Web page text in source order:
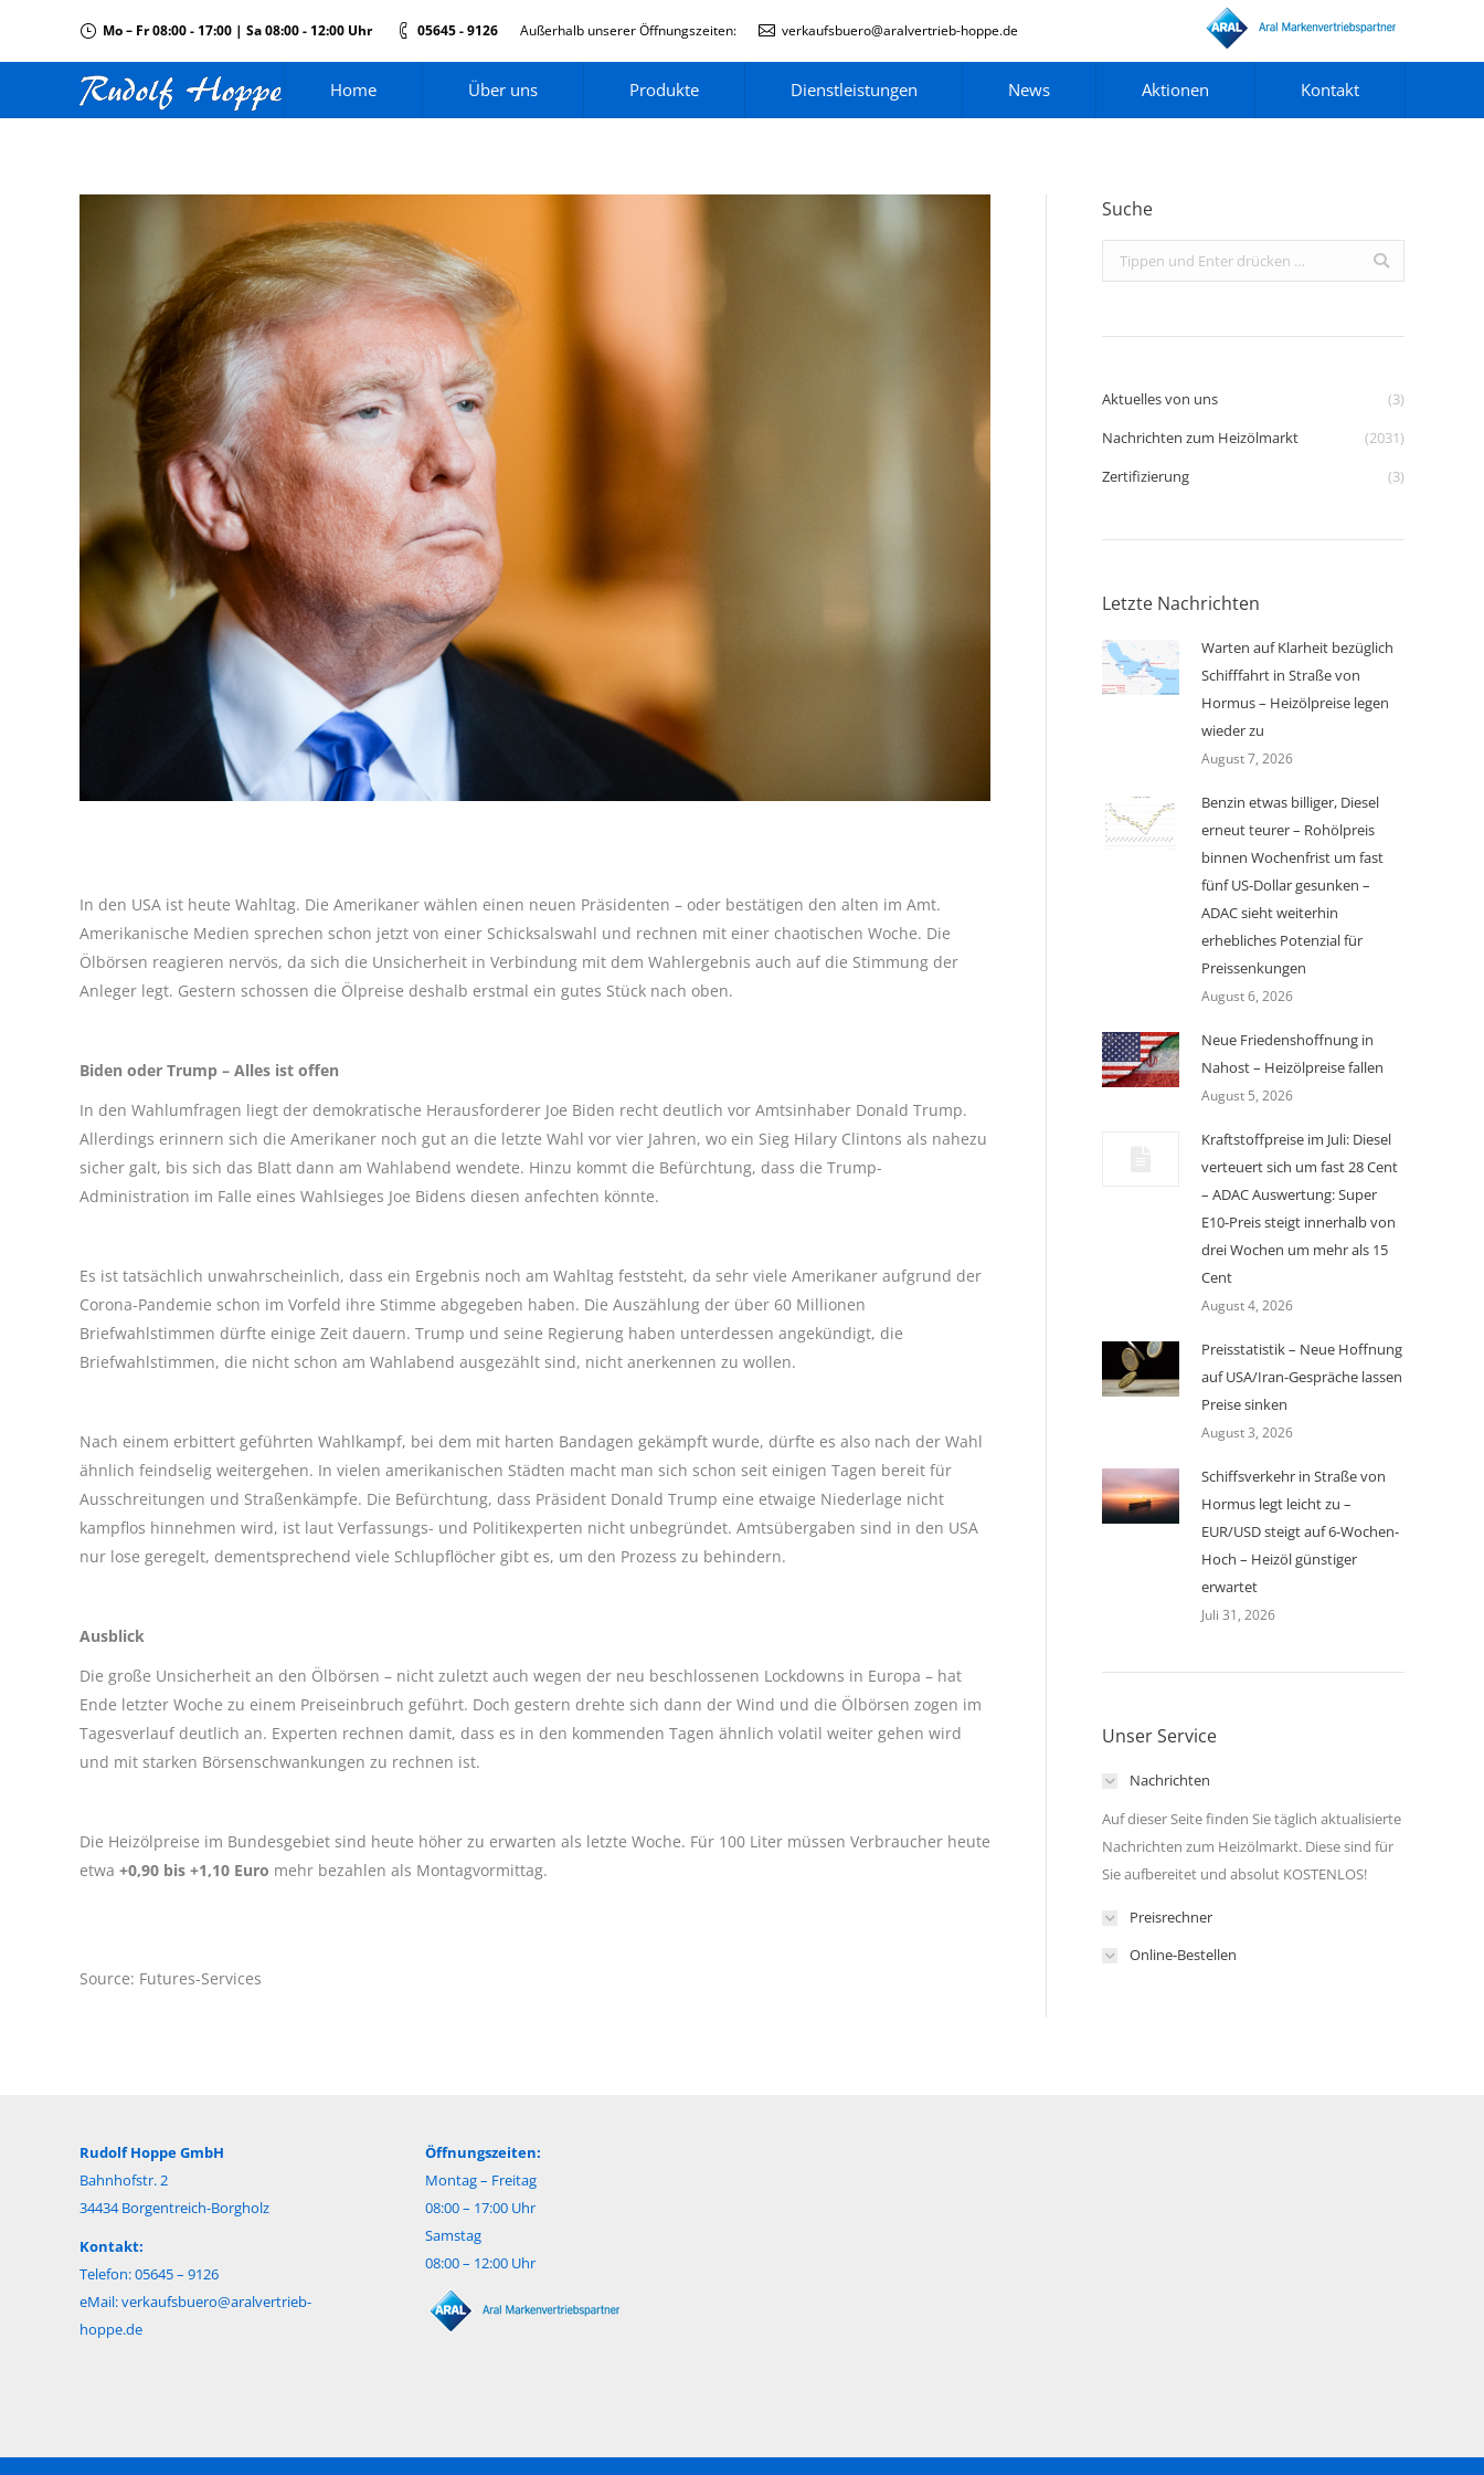
Mo – Fr 08:00 - 17:00 | Sa 08:00 - 12:00 Uhr 05645 - 9126 Außerhalb unserer Öffnungszeiten: verkaufsbuero@aralvertrieb-hoppe.de
Home Über uns Produkte Dienstleistungen News Aktionen Kontakt
In den USA ist heute Wahltag. Die Amerikaner wählen einen neuen Präsidenten – oder bestätigen den alten im Amt.
Amerikanische Medien sprechen schon jetzt von einer Schicksalswahl und rechnen mit einer chaotischen Woche. Die
Ölbörsen reagieren nervös, da sich die Unsicherheit in Verbindung mit dem Wahlergebnis auch auf die Stimmung der
Anleger legt. Gestern schossen die Ölpreise deshalb erstmal ein gutes Stück nach oben.
Biden oder Trump – Alles ist offen
In den Wahlumfragen liegt der demokratische Herausforderer Joe Biden recht deutlich vor Amtsinhaber Donald Trump.
Allerdings erinnern sich die Amerikaner noch gut an die letzte Wahl vor vier Jahren, wo ein Sieg Hilary Clintons als nahezu
sicher galt, bis sich das Blatt dann am Wahlabend wendete. Hinzu kommt die Befürchtung, dass die Trump-
Administration im Falle eines Wahlsieges Joe Bidens diesen anfechten könnte.
Es ist tatsächlich unwahrscheinlich, dass ein Ergebnis noch am Wahltag feststeht, da sehr viele Amerikaner aufgrund der
Corona-Pandemie schon im Vorfeld ihre Stimme abgegeben haben. Die Auszählung der über 60 Millionen
Briefwahlstimmen dürfte einige Zeit dauern. Trump und seine Regierung haben unterdessen angekündigt, die
Briefwahlstimmen, die nicht schon am Wahlabend ausgezählt sind, nicht anerkennen zu wollen.
Nach einem erbittert geführten Wahlkampf, bei dem mit harten Bandagen gekämpft wurde, dürfte es also nach der Wahl
ähnlich feindselig weitergehen. In vielen amerikanischen Städten macht man sich schon seit einigen Tagen bereit für
Ausschreitungen und Straßenkämpfe. Die Befürchtung, dass Präsident Donald Trump eine etwaige Niederlage nicht
kampflos hinnehmen wird, ist laut Verfassungs- und Politikexperten nicht unbegründet. Amtsübergaben sind in den USA
nur lose geregelt, dementsprechend viele Schlupflöcher gibt es, um den Prozess zu behindern.
Ausblick
Die große Unsicherheit an den Ölbörsen – nicht zuletzt auch wegen der neu beschlossenen Lockdowns in Europa – hat
Ende letzter Woche zu einem Preiseinbruch geführt. Doch gestern drehte sich dann der Wind und die Ölbörsen zogen im
Tagesverlauf deutlich an. Experten rechnen damit, dass es in den kommenden Tagen ähnlich volatil weiter gehen wird
und mit starken Börsenschwankungen zu rechnen ist.
Die Heizölpreise im Bundesgebiet sind heute höher zu erwarten als letzte Woche. Für 100 Liter müssen Verbraucher heute
etwa +0,90 bis +1,10 Euro mehr bezahlen als Montagvormittag.
Source: Futures-Services
Suche
Search:
Aktuelles von uns
(3)
Nachrichten zum Heizölmarkt
(2031)
Zertifizierung
(3)
Letzte Nachrichten
Warten auf Klarheit bezüglich
Schifffahrt in Straße von
Hormus – Heizölpreise legen
wieder zu
August 7, 2026
Benzin etwas billiger, Diesel
erneut teurer – Rohölpreis
binnen Wochenfrist um fast
fünf US-Dollar gesunken –
ADAC sieht weiterhin
erhebliches Potenzial für
Preissenkungen
August 6, 2026
Neue Friedenshoffnung in
Nahost – Heizölpreise fallen
August 5, 2026
Kraftstoffpreise im Juli: Diesel
verteuert sich um fast 28 Cent
– ADAC Auswertung: Super
E10-Preis steigt innerhalb von
drei Wochen um mehr als 15
Cent
August 4, 2026
Preisstatistik – Neue Hoffnung
auf USA/Iran-Gespräche lassen
Preise sinken
August 3, 2026
Schiffsverkehr in Straße von
Hormus legt leicht zu –
EUR/USD steigt auf 6-Wochen-
Hoch – Heizöl günstiger
erwartet
Juli 31, 2026
Unser Service
Nachrichten
Auf dieser Seite finden Sie täglich aktualisierte
Nachrichten zum Heizölmarkt. Diese sind für
Sie aufbereitet und absolut KOSTENLOS!
Preisrechner
Online-Bestellen
Rudolf Hoppe GmbH
Bahnhofstr. 2
34434 Borgentreich-Borgholz
Kontakt:
Telefon: 05645 – 9126
eMail:verkaufsbuero@aralvertrieb-
hoppe.de
Öffnungszeiten:
Montag – Freitag
08:00 – 17:00 Uhr
Samstag
08:00 – 12:00 Uhr